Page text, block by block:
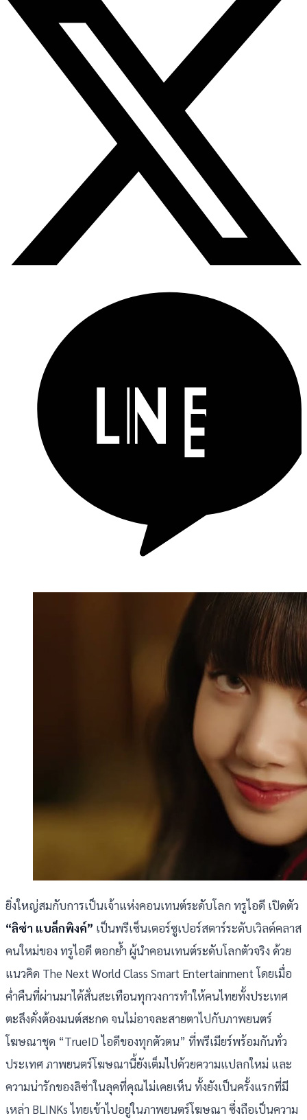
ยิ่งใหญ่สมกับการเป็นเจ้าแห่งคอนเทนต์ระดับโลก ทรูไอดี เปิดตัว
“ลิซ่า แบล็กพิงค์” เป็นพรีเซ็นเตอร์ซูเปอร์สตาร์ระดับเวิลด์คลาส
คนใหม่ของ ทรูไอดี ตอกย้ำ ผู้นำคอนเทนต์ระดับโลกตัวจริง ด้วย
แนวคิด The Next World Class Smart Entertainment โดยเมื่อ
ค่ำคืนที่ผ่านมาได้สั่นสะเทือนทุกวงการทำให้คนไทยทั้งประเทศ
ตะลึงดั่งต้องมนต์สะกด จนไม่อาจละสายตาไปกับภาพยนตร์
โฆษณาชุด “TrueID ไอดีของทุกตัวตน” ที่พรีเมียร์พร้อมกันทั่ว
ประเทศ ภาพยนตร์โฆษณานี้ยังเต็มไปด้วยความแปลกใหม่ และ
ความน่ารักของลิซ่าในลุคที่คุณไม่เคยเห็น ทั้งยังเป็นครั้งแรกที่มี
เหล่า BLINKs ไทยเข้าไปอยู่ในภาพยนตร์โฆษณา ซึ่งถือเป็นความ